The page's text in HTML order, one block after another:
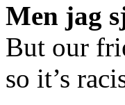
Men jag
But our
so it’s